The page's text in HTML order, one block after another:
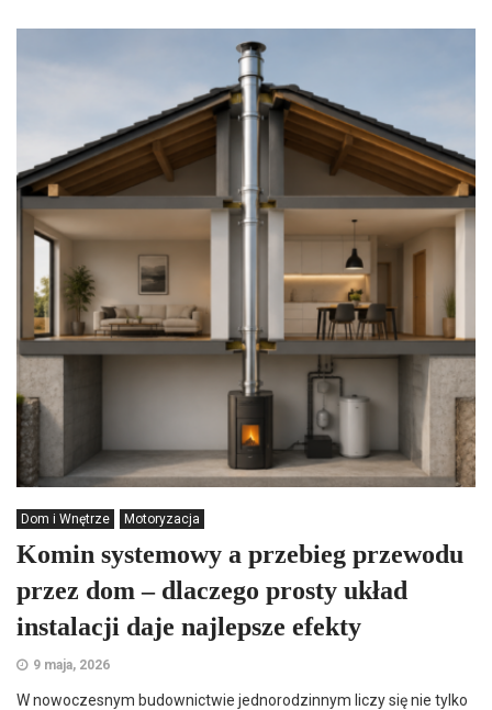
Dom i Wnętrze Motoryzacja
Komin systemowy a przebieg przewodu
przez dom – dlaczego prosty układ
instalacji daje najlepsze efekty
9 maja, 2026
W nowoczesnym budownictwie jednorodzinnym liczy się nie tylko